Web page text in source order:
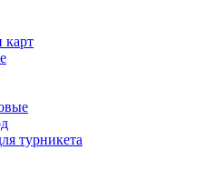
карт
турникета